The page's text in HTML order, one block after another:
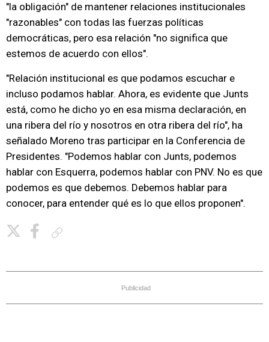
"la obligación" de mantener relaciones institucionales
"razonables" con todas las fuerzas políticas
democráticas, pero esa relación "no significa que
estemos de acuerdo con ellos".
"Relación institucional es que podamos escuchar e
incluso podamos hablar. Ahora, es evidente que Junts
está, como he dicho yo en esa misma declaración, en
una ribera del río y nosotros en otra ribera del río", ha
señalado Moreno tras participar en la Conferencia de
Presidentes. "Podemos hablar con Junts, podemos
hablar con Esquerra, podemos hablar con PNV. No es que
podemos es que debemos. Debemos hablar para
conocer, para entender qué es lo que ellos proponen".
Publicidad